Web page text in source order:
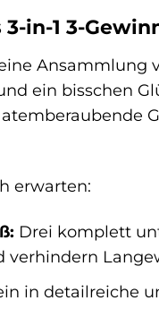
in-1 3-
Ansammlung
ein bisschen
erwarten:
Drei komplett
in detailreiche